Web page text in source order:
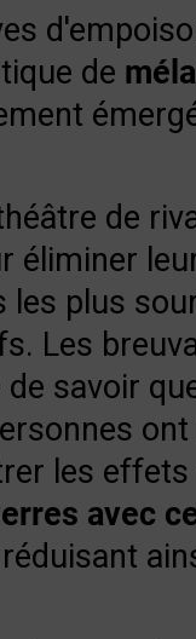
de
de
éliminer
les plus
Les
savoir
les
avec